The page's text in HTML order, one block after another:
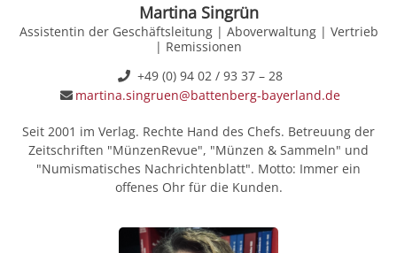
Martina Singrün
Assistentin der Geschäftsleitung | Aboverwaltung | Vertrieb
| Remissionen
+49 (0) 94 02 / 93 37 – 28
martina.singruen@battenberg-bayerland.de
Seit 2001 im Verlag. Rechte Hand des Chefs. Betreuung der
Zeitschriften "MünzenRevue", "Münzen & Sammeln" und
"Numismatisches Nachrichtenblatt". Motto: Immer ein
offenes Ohr für die Kunden.